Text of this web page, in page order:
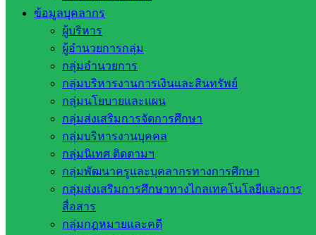
ข้อมูลบุคลากร
ผู้บริหาร
ผู้อำนวยการกลุ่ม
กลุ่มอำนวยการ
กลุ่มบริหารงานการเงินและสินทรัพย์
กลุ่มนโยบายและแผน
กลุ่มส่งเสริมการจัดการศึกษา
กลุ่มบริหารงานบุคคล
กลุ่มนิเทศ ติดตามฯ
กลุ่มพัฒนาครูและบุคลากรทางการศึกษา
กลุ่มส่งเสริมการศึกษาทางไกลเทคโนโลยีและการ
สื่อสาร
กลุ่มกฎหมายและคดี
บุคลากรทางการศึกษา
325
พัฒนาครูและบุคลากรทางการศึกษา